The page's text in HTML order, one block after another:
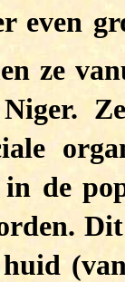
even
ze
de